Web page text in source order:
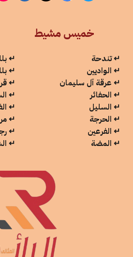
بللحمر↵
بللسمر↵
↵
↵
↵
مربة↵
رجال ألمع↵
↵
خميس مشيط
تندحة↵
الواديين ↵
عرقة آل سليمان ↵
↵
↵
↵
الفرعين ↵
↵